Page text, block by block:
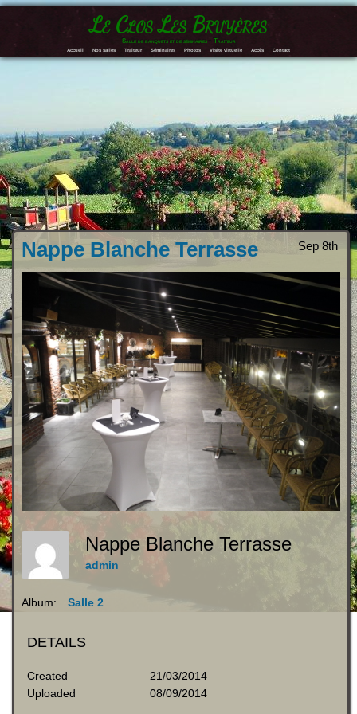
Le Clos Les Bruyères
Salle de banquets et de séminaires – Traiteur
Accueil Nos salles Traiteur Séminaires Photos Visite virtuelle Accès Contact
Sep 8th
Nappe Blanche Terrasse
Nappe Blanche Terrasse
admin
Album: Salle 2
DETAILS
Created
21/03/2014
Uploaded
08/09/2014